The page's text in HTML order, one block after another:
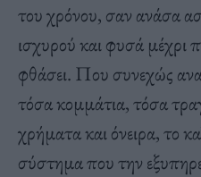
του χρόνου, σαν ανάσα
ισχυρού και φυσά μέχρι
φθάσει. Που συνεχώς
τόσα κομμάτια, τόσα
χρήματα και όνειρα, το
σύστημα που την